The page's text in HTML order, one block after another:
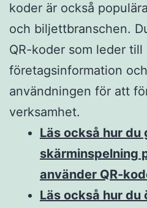
koder är också
och biljettbranschen.
QR-koder som leder
företagsinformation
användningen för att
verksamhet.
Läs också hur du
skärminspelning
använder QR-
Läs också hur